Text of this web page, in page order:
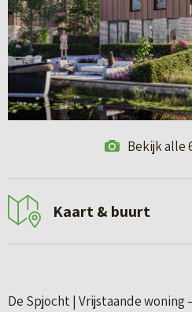
Bekijk alle
Kaart & buurt
De Spjocht | Vrijstaande woning